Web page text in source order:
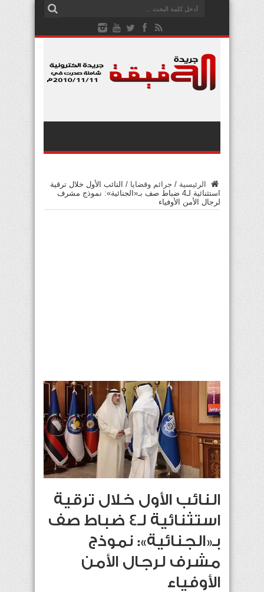
الرئيسية / جرائم وقضايا / النائب الأول خلال ترقية
استثنائية لـ4 ضباط صف بـ«الجنائية»: نموذج مشرف
لرجال الأمن الأوفياء
النائب الأول خلال ترقية
استثنائية لـ4 ضباط صف
بـ«الجنائية»: نموذج
مشرف لرجال الأمن
الأوفياء